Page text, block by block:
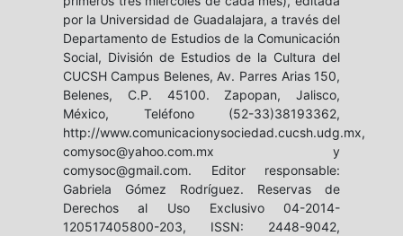
por la Universidad de Guadalajara, a través del
Departamento de Estudios de la Comunicación
Social, División de Estudios de la Cultura del
CUCSH Campus Belenes, Av. Parres Arias 150,
Belenes, C.P. 45100. Zapopan, Jalisco,
México, Teléfono (52-33)38193362,
http://www.comunicacionysociedad.cucsh.udg.mx,
comysoc@yahoo.com.mx y
comysoc@gmail.com. Editor responsable:
Gabriela Gómez Rodríguez. Reservas de
Derechos al Uso Exclusivo 04-2014-
120517405800-203, ISSN: 2448-9042,